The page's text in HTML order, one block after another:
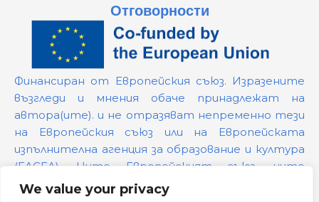
We value your privacy
Отговорности
Финансиран от Европейския съюз. Изразените
възгледи и мнения обаче принадлежат на
автора(ите). и не отразяват непременно тези
на Европейския съюз или на Европейската
изпълнителна агенция за образование и култура
(EACEA). Нито Европейският съюз, нито
предоставящият ги орган могат да бъдат